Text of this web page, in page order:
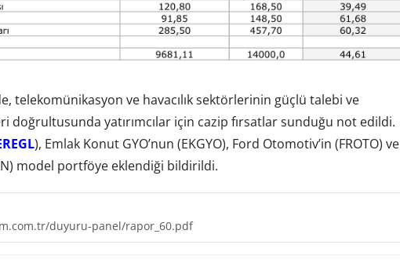
telekomünikasyon ve havacılık sektörlerinin güçlü talebi ve
doğrultusunda yatırımcılar için cazip fırsatlar sunduğu not edildi.
), Emlak Konut GYO’nun (EKGYO), Ford Otomotiv’in (FROTO) ve
model portföye eklendiği bildirildi.
duyuru-panel/rapor_60.pdf